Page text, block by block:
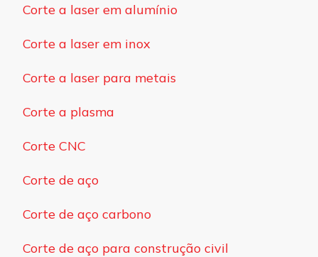
Corte a laser em alumínio
Corte a laser em inox
Corte a laser para metais
Corte a plasma
Corte CNC
Corte de aço
Corte de aço carbono
Corte de aço para construção civil